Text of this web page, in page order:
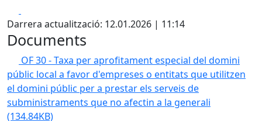
Darrera actualització: 12.01.2026 | 11:14
Documents
OF 30 - Taxa per aprofitament especial del domini
públic local a favor d'empreses o entitats que utilitzen
el domini públic per a prestar els serveis de
subministraments que no afectin a la generali
(134.84KB)